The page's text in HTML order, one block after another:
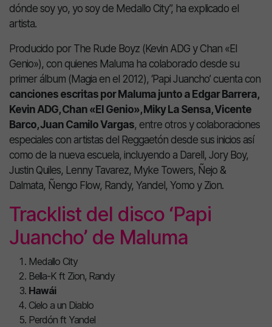
dónde soy yo, yo soy de Medallo City”, ha explicado el
artista.
Producido por The Rude Boyz (Kevin ADG y Chan «El
Genio»), con quienes Maluma ha colaborado desde su
primer álbum (Magia en el 2012), ‘Papi Juancho’ cuenta con
canciones escritas por Maluma junto a Edgar Barrera,
Kevin ADG, Chan «El Genio», Miky La Sensa, Vicente
Barco, Juan Camilo Vargas, entre otros y colaboraciones
especiales con artistas del Reggaetón desde sus inicios así
como de la nueva escuela, incluyendo a Darell, Jory Boy,
Justin Quiles, Lenny Tavarez, Myke Towers, Ñejo &
Dalmata, Ñengo Flow, Randy, Yandel, Yomo y Zion.
Tracklist del disco ‘Papi
Juancho’ de Maluma
Medallo City
Bella-K ft Zion, Randy
Hawái
Cielo a un Diablo
Perdón ft Yandel